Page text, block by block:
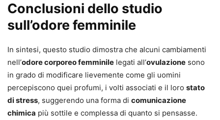
Conclusioni dello studio
sull’odore femminile
In sintesi, questo studio dimostra che alcuni cambiamenti
nell’odore corporeo femminile legati all’ovulazione sono
in grado di modificare lievemente come gli uomini
percepiscono quei profumi, i volti associati e il loro stato
di stress, suggerendo una forma di comunicazione
chimica più sottile e complessa di quanto si pensasse.